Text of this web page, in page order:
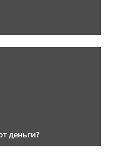
деньги?